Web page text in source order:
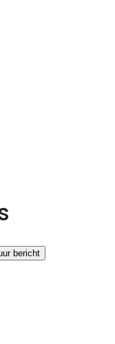
bericht